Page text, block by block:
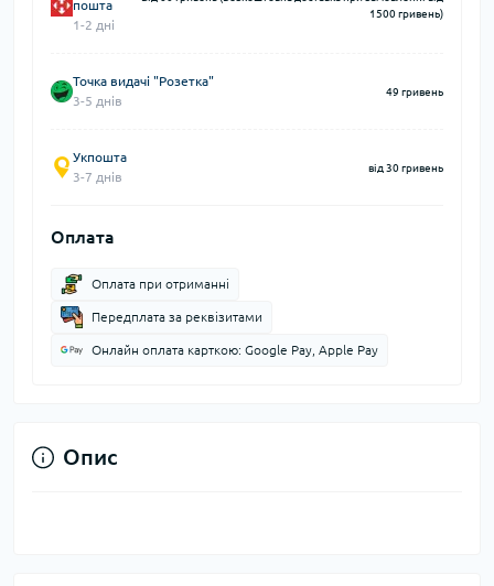
пошта
1-2 дні
1500 гривень)
Точка видачі "Розетка"
3-5 днів
49 гривень
Укпошта
3-7 днів
від 30 гривень
Оплата
Оплата при отриманні
Передплата за реквізитами
Онлайн оплата карткою: Google Pay, Apple Pay
Опис